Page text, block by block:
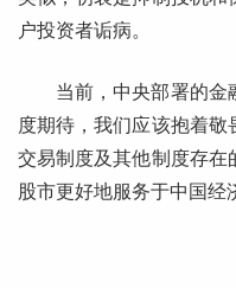
户投资者诟病。
当前，中央部署的金
度期待，我们应该抱着
交易制度及其他制度存在
股市更好地服务于中国经